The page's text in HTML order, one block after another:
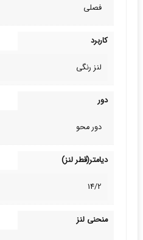
فصلی
کاربرد
لنز رنگی
دور
دور محو
دیامتر(قطر لنز)
14/2
منحنی لنز